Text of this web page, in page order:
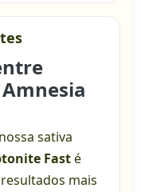
sativa
Fasté
mais